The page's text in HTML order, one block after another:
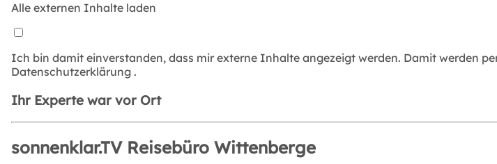
Alle externen Inhalte laden
Ich bin damit einverstanden, dass mir externe Inhalte angezeigt werden. Damit werden
Datenschutzerklärung .
Ihr Experte war vor Ort
sonnenklar.TV Reisebüro Wittenberge